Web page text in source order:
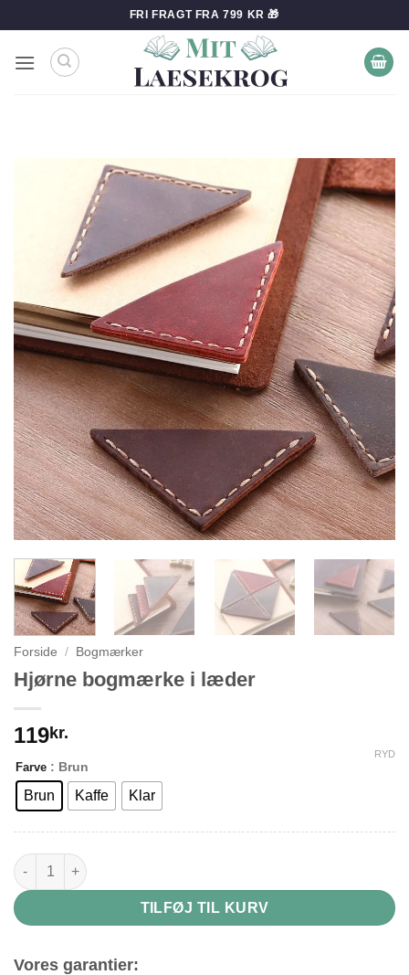
til
indhold
FRI FRAGT FRA 799 KR 🎁
Forside / Bogmærker
Hjørne bogmærke i læder
119kr.
Farve : Brun
Brun Kaffe Klar
RYD
Hjørne bogmærke i læder antal
TILFØJ TIL KURV
Vores garantier: